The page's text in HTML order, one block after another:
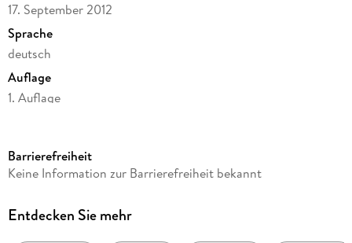
17. September 2012
Sprache
deutsch
Auflage
1. Auflage
Reihe
Autor/Autorin
Barrierefreiheit
Keine Information zur Barrierefreiheit bekannt
Entdecken Sie mehr